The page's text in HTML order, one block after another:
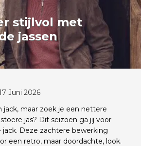
stijlvol met
jassen
Juni 2026
jack, maar zoek je een nettere
jas? Dit seizoen ga jij voor
jack. Deze zachtere bewerking
een retro, maar doordachte, look.